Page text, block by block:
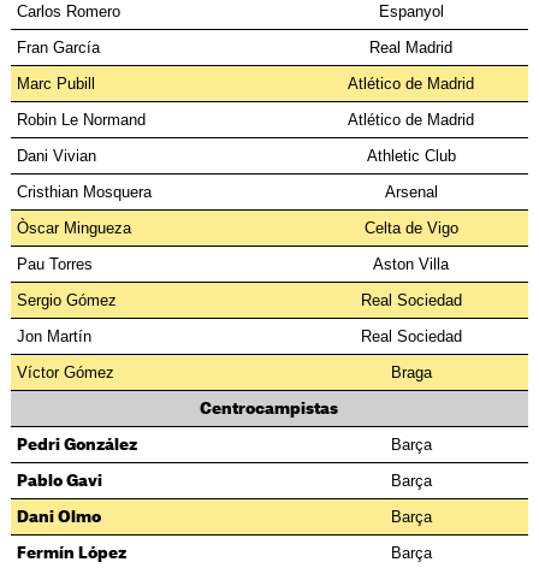
Carlos Romero
Espanyol
Fran García
Real Madrid
Marc Pubill
Atlético de Madrid
Robin Le Normand
Atlético de Madrid
Dani Vivian
Athletic Club
Cristhian Mosquera
Arsenal
Òscar Mingueza
Celta de Vigo
Pau Torres
Aston Villa
Sergio Gómez
Real Sociedad
Jon Martín
Real Sociedad
Víctor Gómez
Braga
Centrocampistas
Pedri González Barça
Pablo Gavi Barça
Dani Olmo Barça
Fermín López Barça